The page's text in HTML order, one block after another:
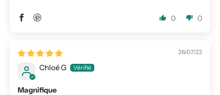
0 0
26/07/22
Chloé G
Magnifique